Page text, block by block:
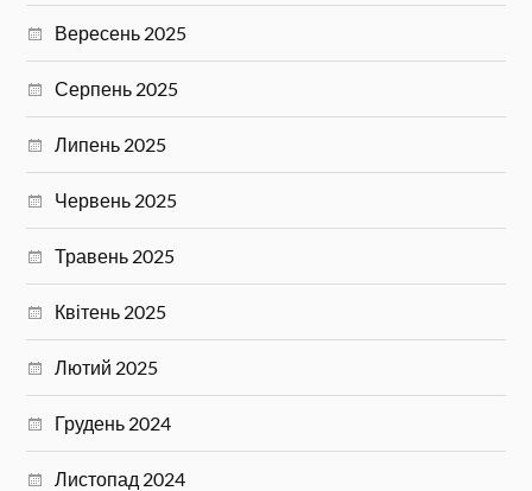
Вересень 2025
Серпень 2025
Липень 2025
Червень 2025
Травень 2025
Квітень 2025
Лютий 2025
Грудень 2024
Листопад 2024